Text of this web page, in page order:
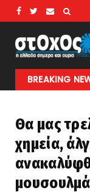
BREAKING
ανησυχεί για
Θα μας
χημεία,